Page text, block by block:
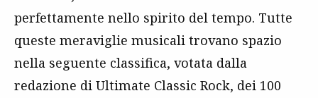
perfettamente nello spirito del tempo. Tutte
queste meraviglie musicali trovano spazio
nella seguente classifica, votata dalla
redazione di Ultimate Classic Rock, dei 100